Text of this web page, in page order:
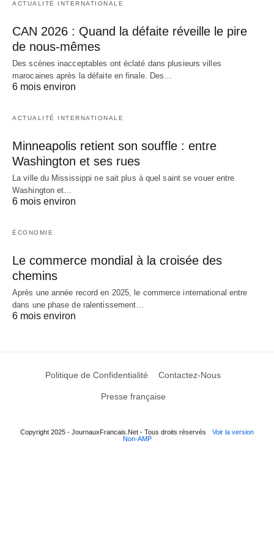
ACTUALITÉ INTERNATIONALE
CAN 2026 : Quand la défaite réveille le pire
de nous-mêmes
Des scènes inacceptables ont éclaté dans plusieurs villes
marocaines après la défaite en finale. Des…
6 mois environ
ACTUALITÉ INTERNATIONALE
Minneapolis retient son souffle : entre
Washington et ses rues
La ville du Mississippi ne sait plus à quel saint se vouer entre
Washington et…
6 mois environ
ÉCONOMIE
Le commerce mondial à la croisée des
chemins
Après une année record en 2025, le commerce international entre
dans une phase de ralentissement…
6 mois environ
Politique de Confidentialité Contactez-Nous
Presse française
Copyright 2025 - JournauxFrancais.Net - Tous droits réservés
Voir la version
Non-AMP